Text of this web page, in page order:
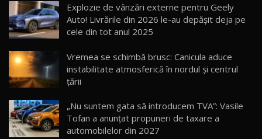
16
AutoBlogMD
13:10
17
30:08
Noul Geely EX5 EM-i care a cucerit Moldova
Explozie de vânzări externe pentru Geely
Auto! Livrările din 2026 le-au depășit deja pe
cele din tot anul 2025
Vremea se schimbă brusc: Canicula aduce
instabilitate atmosferică în nordul și centrul
țării
„Nu suntem gata să introducem TVA”: Vasile
Tofan a anunțat propuneri de taxare a
automobilelor din 2027